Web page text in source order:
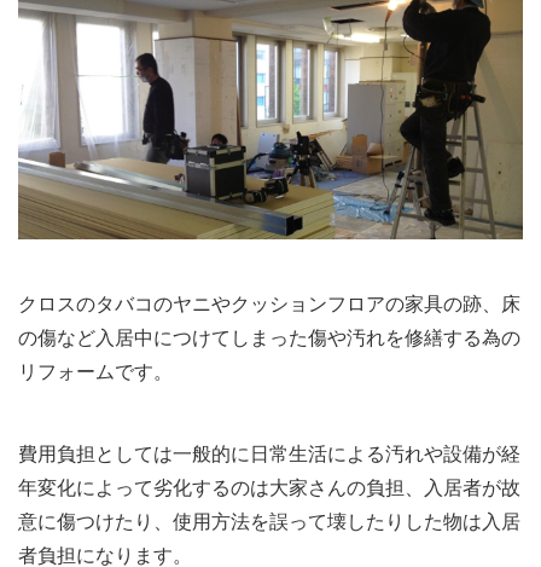
クロスのタバコのヤニやクッションフロアの家具の跡、床
の傷など入居中につけてしまった傷や汚れを修繕する為の
リフォームです。
費用負担としては一般的に日常生活による汚れや設備が経
年変化によって劣化するのは大家さんの負担、入居者が故
意に傷つけたり、使用方法を誤って壊したりした物は入居
者負担になります。